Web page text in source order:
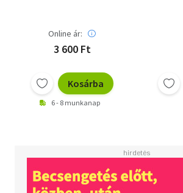
Online ár:
3 600 Ft
Kosárba
6 - 8 munkanap